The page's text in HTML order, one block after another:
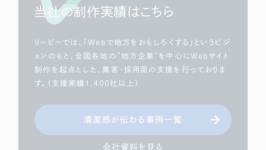
当社の制作実績はこちら
リーピーでは、「Webで地方をおもしろくする」というビジ
ョンのもと、全国各地の”地方企業”を中心にWebサイト
制作を起点とした、集客・採用面の支援を行っておりま
す。（支援実績1,400社以上）
清潔感が伝わる事例一覧
会社資料を見る